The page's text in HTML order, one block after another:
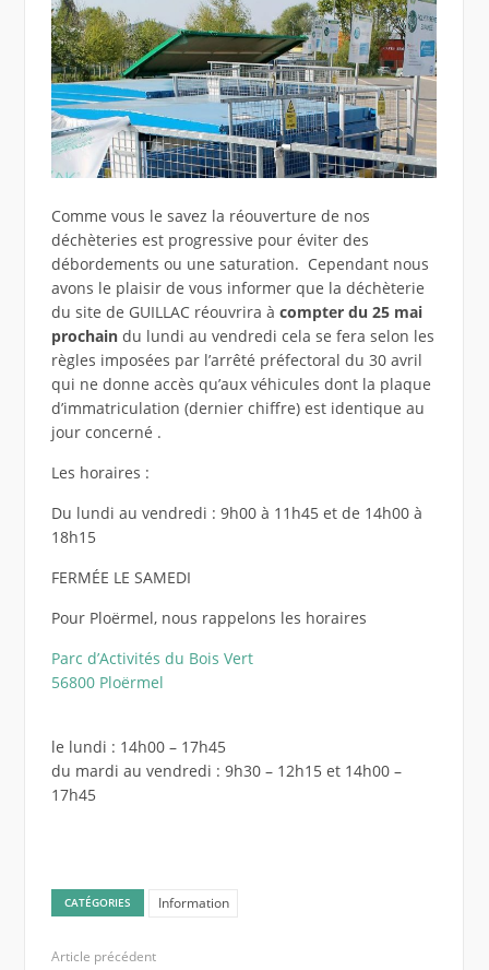
Comme vous le savez la réouverture de nos
déchèteries est progressive pour éviter des
débordements ou une saturation. Cependant nous
avons le plaisir de vous informer que la déchèterie
du site de GUILLAC réouvrira à compter du 25 mai
prochaindu lundi au vendredi cela se fera selon les
règles imposées par l’arrêté préfectoral du 30 avril
qui ne donne accès qu’aux véhicules dont la plaque
d’immatriculation (dernier chiffre) est identique au
jour concerné .
Les horaires :
Du lundi au vendredi : 9h00 à 11h45 et de 14h00 à
18h15
FERMÉE LE SAMEDI
Pour Ploërmel, nous rappelons les horaires
Parc d’Activités du Bois Vert
56800 Ploërmel
le lundi : 14h00 – 17h45
du mardi au vendredi : 9h30 – 12h15 et 14h00 –
17h45
CATÉGORIES Information
Article précédent